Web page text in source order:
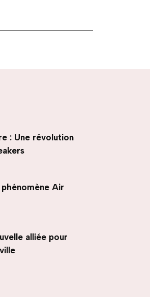
: Une révolution
Air
alliée pour